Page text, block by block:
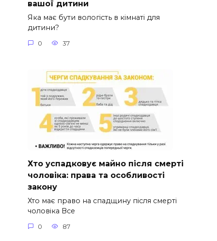
вашої дитини
Яка має бути вологість в кімнаті для
дитини?
0 37
Хто успадковує майно після смерті
чоловіка: права та особливості
закону
Хто має право на спадщину після смерті
чоловіка Все
0 87